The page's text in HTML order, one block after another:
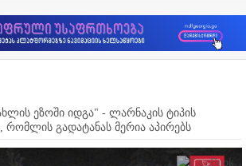
ეზოში იდგა" - ლარნაკის ტიპის
რომლის გადატანას მერია აპირებს